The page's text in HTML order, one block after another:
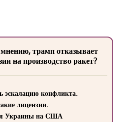
трамп отказывает
на производство ракет?
эскалацию конфликта.
лицензии.
Украины на США